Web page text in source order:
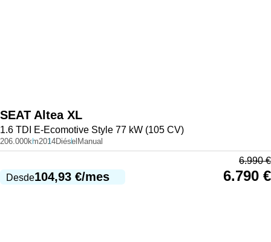
SEAT Altea XL
1.6 TDI E-Ecomotive Style 77 kW (105 CV)
206.000km2014Diésel Manual
Desde104,93 €/mes
6.990€
6.790 €